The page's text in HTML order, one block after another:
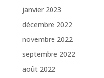
janvier 2023
décembre 2022
novembre 2022
septembre 2022
août 2022